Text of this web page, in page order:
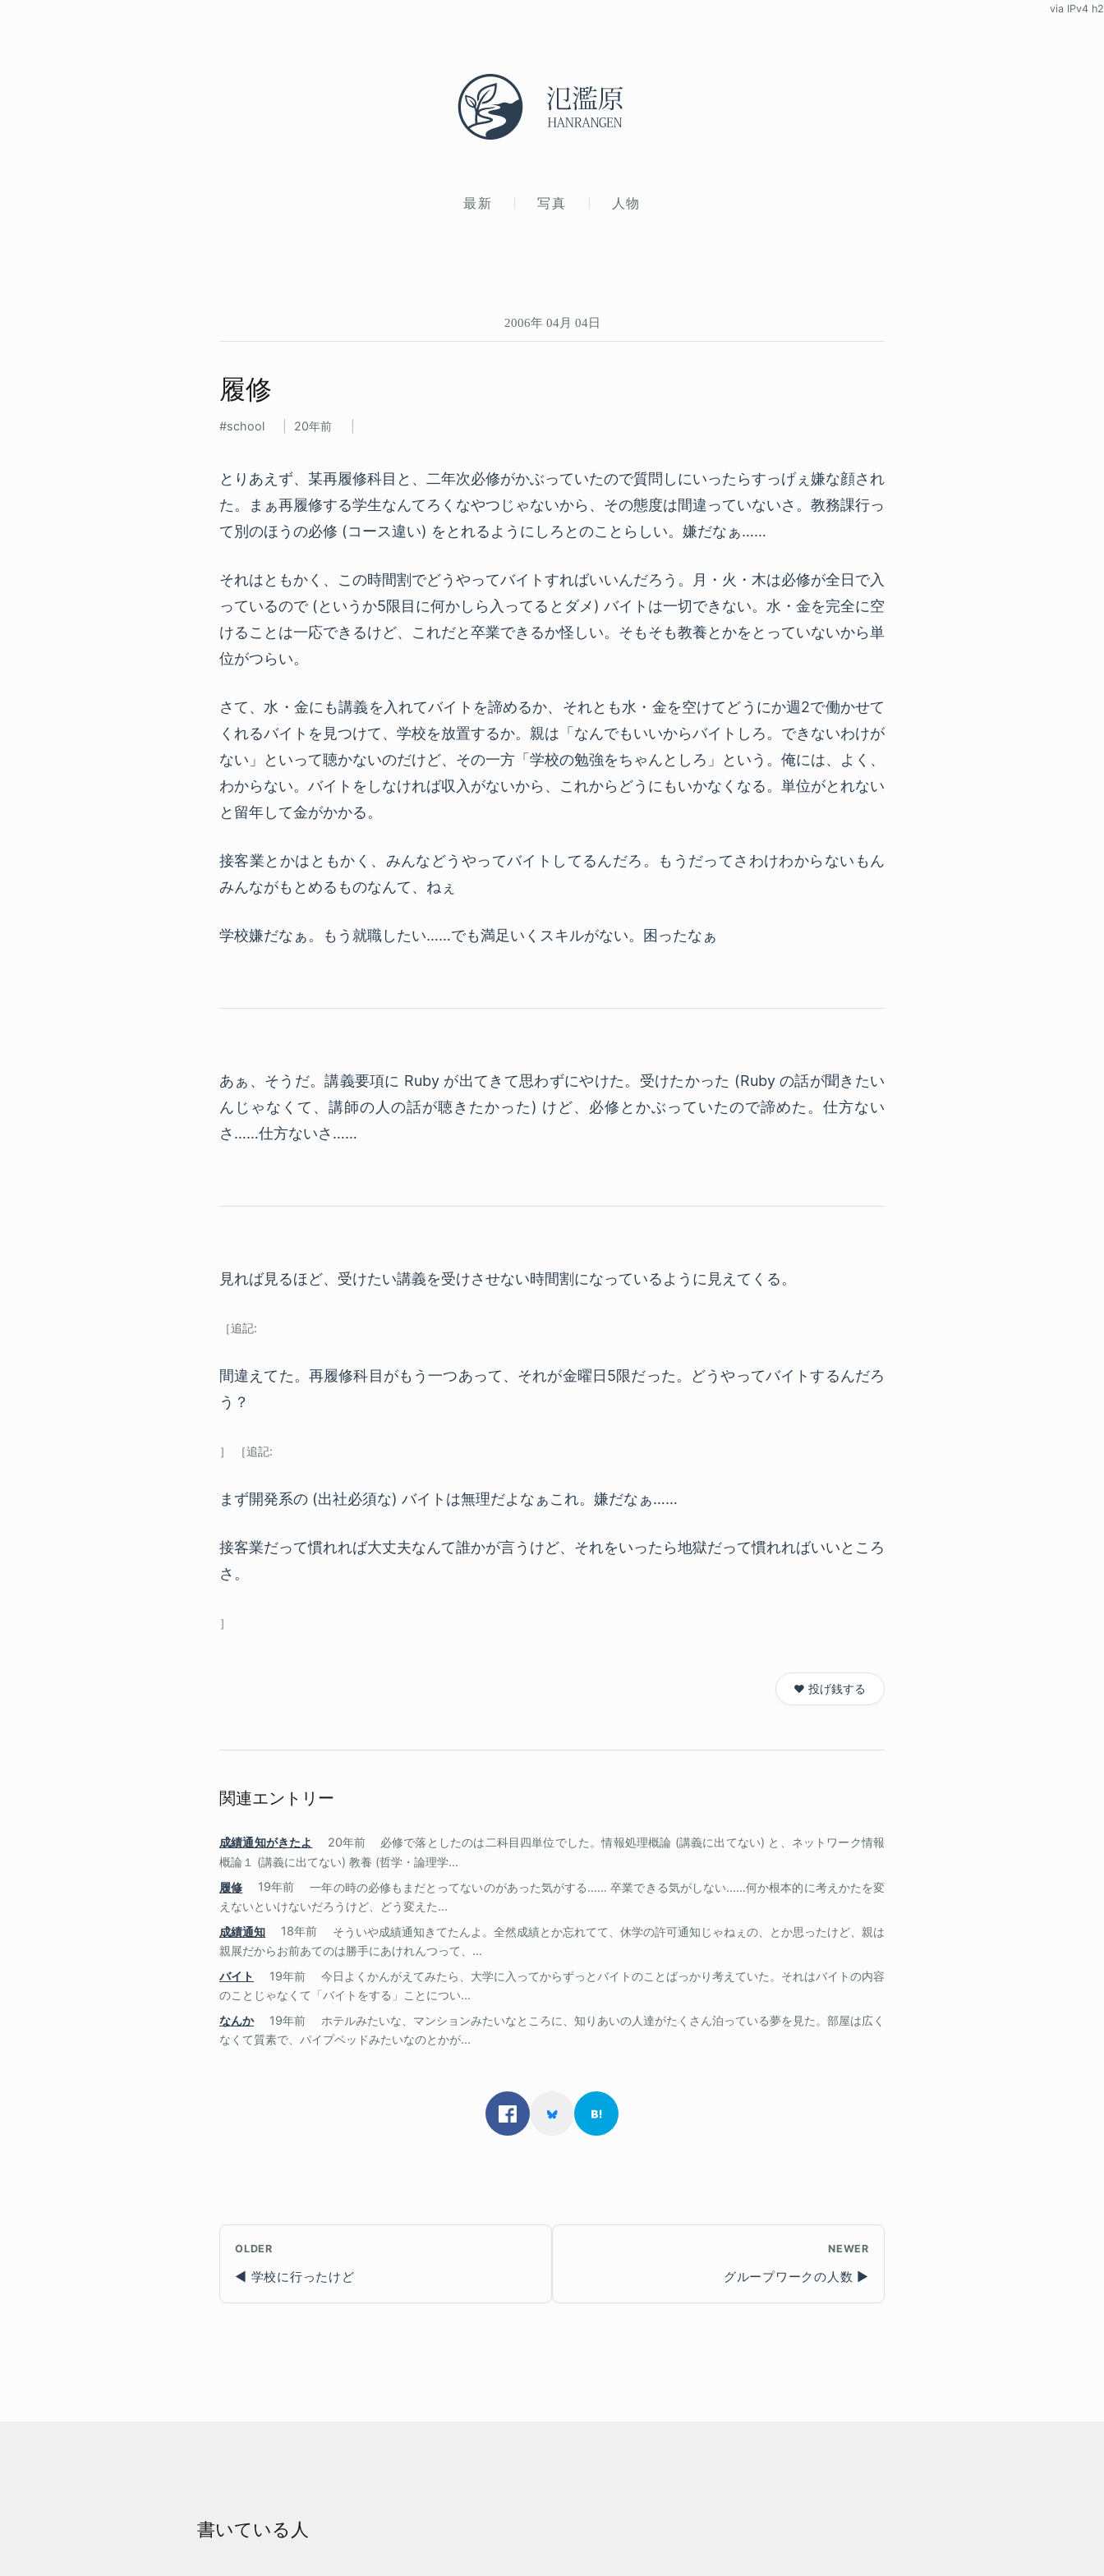
最新 写真 人物
via IPv4 h2
2006年 04月 04日
履修
school 20年前
とりあえず、某再履修科目と、二年次必修がかぶっていたので質問しにいったらすっげぇ嫌な顔され
た。まぁ再履修する学生なんてろくなやつじゃないから、その態度は間違っていないさ。教務課行っ
て別のほうの必修 (コース違い) をとれるようにしろとのことらしい。嫌だなぁ……
それはともかく、この時間割でどうやってバイトすればいいんだろう。月・火・木は必修が全日で入
っているので (というか5限目に何かしら入ってるとダメ) バイトは一切できない。水・金を完全に空
けることは一応できるけど、これだと卒業できるか怪しい。そもそも教養とかをとっていないから単
位がつらい。
さて、水・金にも講義を入れてバイトを諦めるか、それとも水・金を空けてどうにか週2で働かせて
くれるバイトを見つけて、学校を放置するか。親は「なんでもいいからバイトしろ。できないわけが
ない」といって聴かないのだけど、その一方「学校の勉強をちゃんとしろ」という。俺には、よく、
わからない。バイトをしなければ収入がないから、これからどうにもいかなくなる。単位がとれない
と留年して金がかかる。
接客業とかはともかく、みんなどうやってバイトしてるんだろ。もうだってさわけわからないもん
みんながもとめるものなんて、ねぇ
学校嫌だなぁ。もう就職したい……でも満足いくスキルがない。困ったなぁ
あぁ、そうだ。講義要項に Ruby が出てきて思わずにやけた。受けたかった (Ruby の話が聞きたい
んじゃなくて、講師の人の話が聴きたかった) けど、必修とかぶっていたので諦めた。仕方ない
さ……仕方ないさ……
見れば見るほど、受けたい講義を受けさせない時間割になっているように見えてくる。
間違えてた。再履修科目がもう一つあって、それが金曜日5限だった。どうやってバイトするんだろ
う？
まず開発系の (出社必須な) バイトは無理だよなぁこれ。嫌だなぁ……
接客業だって慣れれば大丈夫なんて誰かが言うけど、それをいったら地獄だって慣れればいいところ
さ。
❤️ 投げ銭する
関連エントリー
成績通知がきたよ 20年前
必修で落としたのは二科目四単位でした。情報処理概論 (講義に出てない) と、ネットワーク情報
概論１ (講義に出てない) 教養 (哲学・論理学...
履修
19年前
一年の時の必修もまだとってないのがあった気がする…… 卒業できる気がしない……何か根本的に考えかたを変
えないといけないだろうけど、どう変えた...
成績通知
18年前
そういや成績通知きてたんよ。全然成績とか忘れてて、休学の許可通知じゃねぇの、とか思ったけど、親は
親展だからお前あてのは勝手にあけれんつって、...
バイト
19年前
今日よくかんがえてみたら、大学に入ってからずっとバイトのことばっかり考えていた。それはバイトの内容
のことじゃなくて「バイトをする」ことについ...
なんか
19年前
ホテルみたいな、マンションみたいなところに、知りあいの人達がたくさん泊っている夢を見た。部屋は広く
なくて質素で、パイプベッドみたいなのとかが...
OLDER
学校に行ったけど
NEWER
グループワークの人数
書いている人